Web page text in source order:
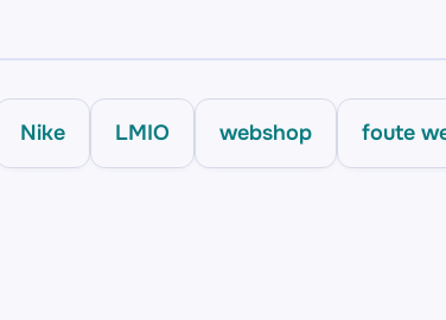
Nike LMIO webshop foute